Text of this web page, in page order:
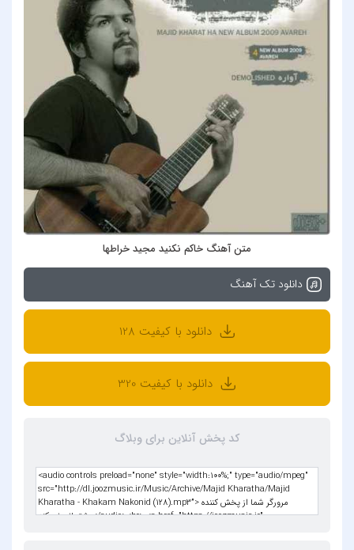
متن آهنگ خاکم نکنید مجید خراطها
دانلود تک آهنگ
دانلود با کیفیت 128
دانلود با کیفیت 320
کد پخش آنلاین برای وبلاگ